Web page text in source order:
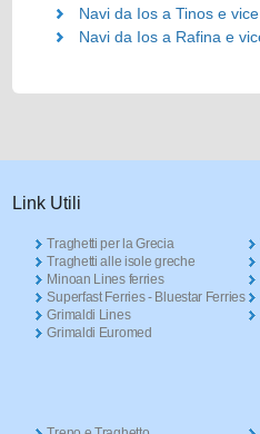
Navi da Ios a Tinos e
Navi da Ios a Rafina e
Link Utili
Traghetti per la Grecia
Traghetti alle isole greche
Minoan Lines ferries
Superfast Ferries - Bluestar Ferries
Grimaldi Lines
Grimaldi Euromed